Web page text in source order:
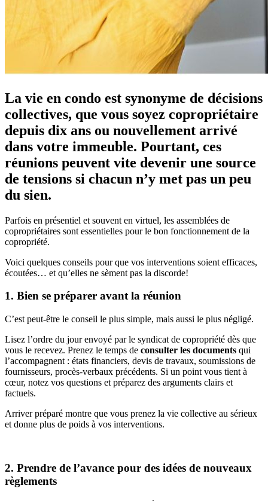
La vie en condo est synonyme de décisions
collectives, que vous soyez copropriétaire
depuis dix ans ou nouvellement arrivé
dans votre immeuble. Pourtant, ces
réunions peuvent vite devenir une source
de tensions si chacun n’y met pas un peu
du sien.
Parfois en présentiel et souvent en virtuel, les assemblées de
copropriétaires sont essentielles pour le bon fonctionnement de la
copropriété.
Voici quelques conseils pour que vos interventions soient efficaces,
écoutées… et qu’elles ne sèment pas la discorde!
1. Bien se préparer avant la réunion
C’est peut-être le conseil le plus simple, mais aussi le plus négligé.
Lisez l’ordre du jour envoyé par le syndicat de copropriété dès que
vous le recevez. Prenez le temps de consulter les documents qui
l’accompagnent : états financiers, devis de travaux, soumissions de
fournisseurs, procès-verbaux précédents. Si un point vous tient à
cœur, notez vos questions et préparez des arguments clairs et
factuels.
Arriver préparé montre que vous prenez la vie collective au sérieux
et donne plus de poids à vos interventions.
2. Prendre de l’avance pour des idées de nouveaux
règlements